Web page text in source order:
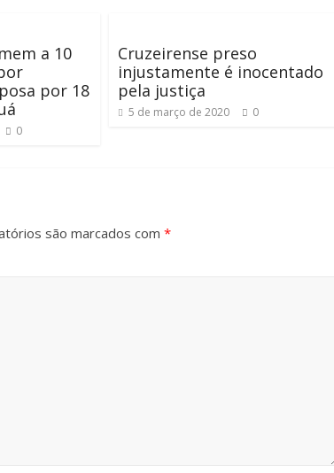
a 10
por 18
0
Cruzeirense preso
injustamente é inocentado
pela justiça
5 de março de 2020 0
são marcados com *